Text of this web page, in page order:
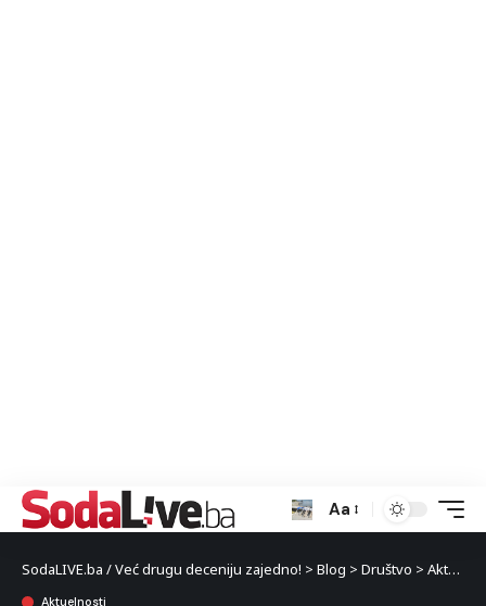
Aa
SodaLIVE.ba / Već drugu deceniju zajedno! > Blog > Društvo > Aktuelnosti
Aktuelnosti